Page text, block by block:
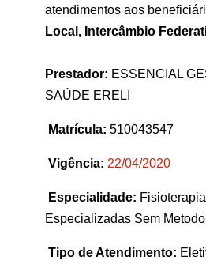
atendimentos aos
Local, Intercâmbio
Prestador: ESSENCIAL
SAÚDE ERELI
Matrícula: 510043547
Vigência: 22/04/2020
Especialidade:
Especializadas Sem
Tipo de Atendimento: